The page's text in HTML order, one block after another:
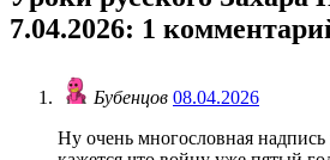
7.04.2026: 1
Бубенцов 08.04.2026
Ну очень многословная